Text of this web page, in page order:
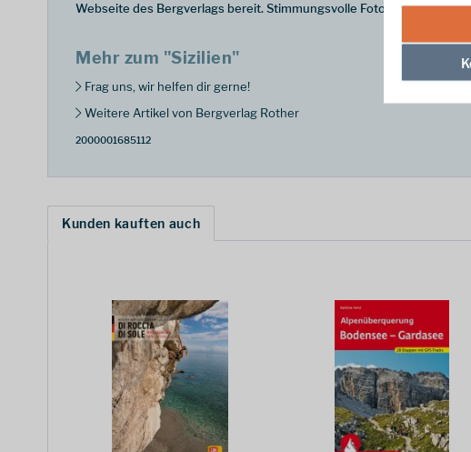
Webseite des Bergverlags bereit. Stimmungsvolle Fotografien
Mehr zum "Sizilien"
Frag uns, wir helfen dir gerne!
Weitere Artikel von Bergverlag Rother
2000001685112
Kunden kauften auch